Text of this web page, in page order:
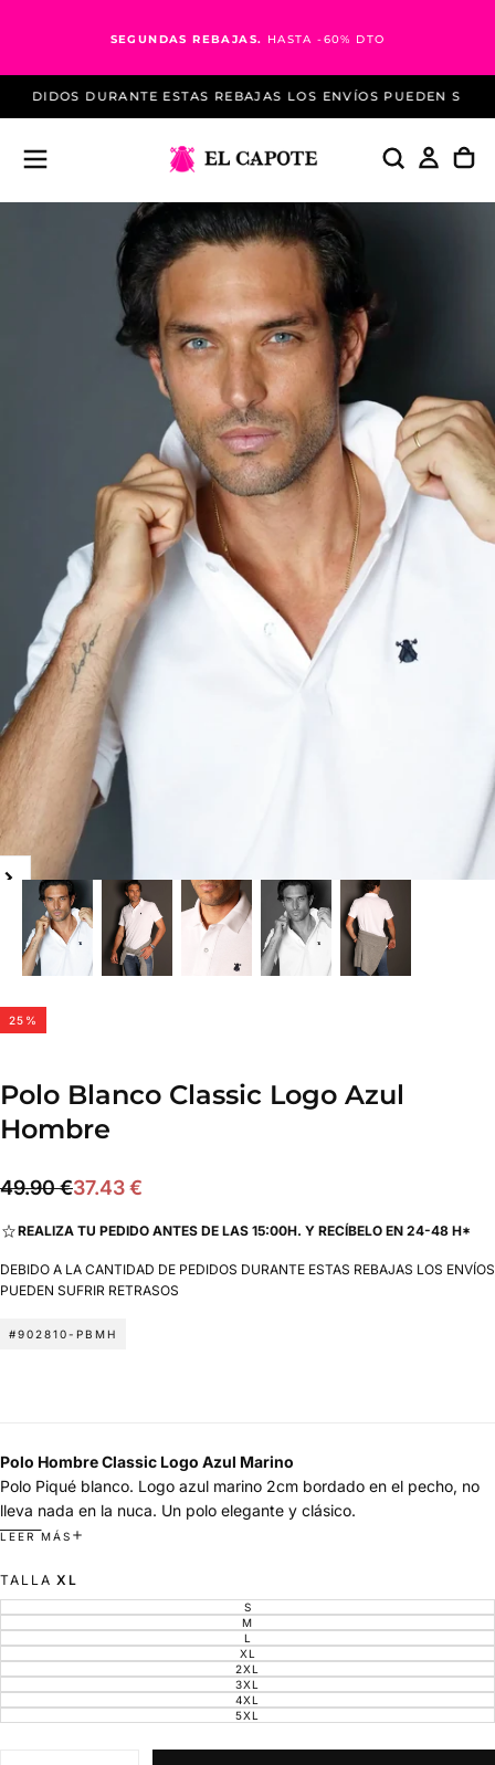
SEGUNDAS REBAJAS. HASTA -60% DTO
DURANTE ESTAS REBAJAS LOS ENVÍOS PUEDEN SUFRIR
25 %
Polo Blanco Classic Logo Azul
Hombre
37.43
Precio
49.90 €Precio
37.43 €
REALIZA TU PEDIDO ANTES DE LAS 15:00H. Y RECÍBELO EN 24-48 H*
DEBIDO A LA CANTIDAD DE PEDIDOS DURANTE ESTAS REBAJAS LOS ENVÍOS
PUEDEN SUFRIR RETRASOS
#902810-PBMH
Polo Hombre Classic Logo Azul Marino
Polo Piqué blanco. Logo azul marino 2cm bordado en el pecho, no
lleva nada en la nuca. Un polo elegante y clásico.
Patrón Normal o Regular
LEER MÁS
TALLA XL
SVARIANTE
AGOTADA
O
NO
DISPONIBLE
MVARIANTE
AGOTADA
O
NO
DISPONIBLE
LVARIANTE
AGOTADA
O
NO
DISPONIBLE
XLVARIANTE
AGOTADA
O
NO
DISPONIBLE
2XLVARIANTE
AGOTADA
O
NO
DISPONIBLE
3XLVARIANTE
AGOTADA
O
NO
4XLVARIANTE
AGOTADA
O
DISPONIBLE
5XLVARIANTE
NO